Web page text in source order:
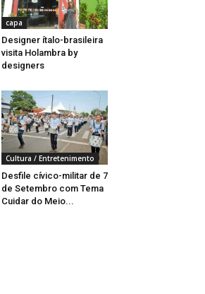
capa
Designer ítalo-brasileira
visita Holambra by
designers
Cultura / Entretenimento
Desfile cívico-militar de 7
de Setembro com Tema
Cuidar do Meio...